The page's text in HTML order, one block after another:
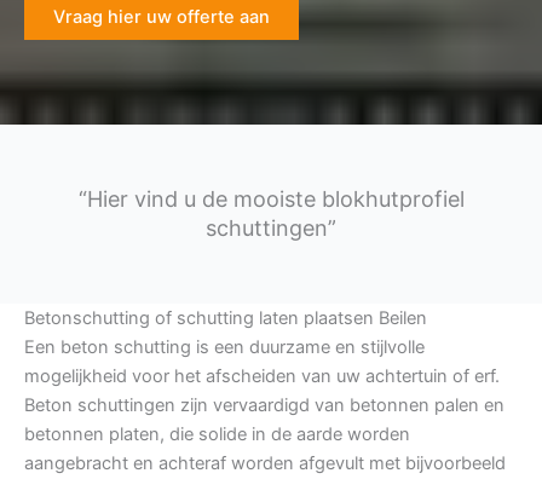
Vraag hier uw offerte aan
“Hier vind u de mooiste blokhutprofiel
schuttingen”
Betonschutting of schutting laten plaatsen Beilen
Een beton schutting is een duurzame en stijlvolle
mogelijkheid voor het afscheiden van uw achtertuin of erf.
Beton schuttingen zijn vervaardigd van betonnen palen en
betonnen platen, die solide in de aarde worden
aangebracht en achteraf worden afgevult met bijvoorbeeld